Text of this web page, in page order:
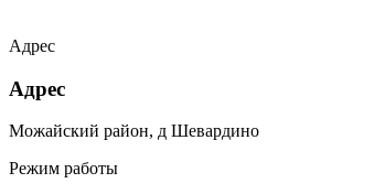
Адрес
Адрес
Можайский район, д Шевардино
Режим работы